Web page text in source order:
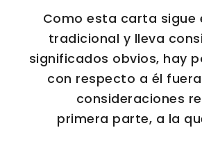
Como esta carta sigue
tradicional y lleva
significados obvios, hay
con respecto a él
consideraciones
primera parte, a la